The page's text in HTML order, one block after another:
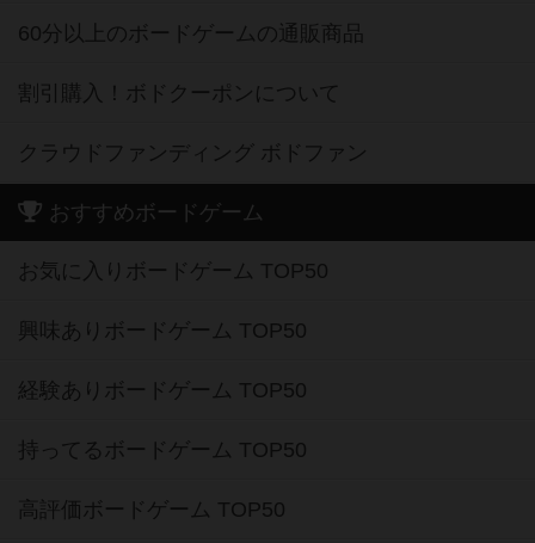
60分以上のボードゲームの通販商品
割引購入！ボドクーポンについて
クラウドファンディング ボドファン
おすすめボードゲーム
お気に入りボードゲーム TOP50
興味ありボードゲーム TOP50
経験ありボードゲーム TOP50
持ってるボードゲーム TOP50
高評価ボードゲーム TOP50